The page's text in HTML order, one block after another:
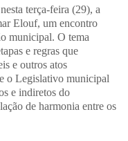
terça-feira (29), a
Elouf, um encontro
municipal. O tema
e regras que
e outros atos
o Legislativo municipal
e indiretos do
de harmonia entre os